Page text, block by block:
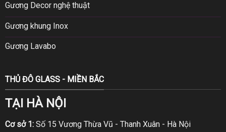
Gương Decor nghệ thuật
Gương khung Inox
Gương Lavabo
THỦ ĐÔ GLASS - MIỀN BẮC
TẠI HÀ NỘI
Cơ sở 1:Số 15 Vương Thừa Vũ - Thanh Xuân - Hà Nội